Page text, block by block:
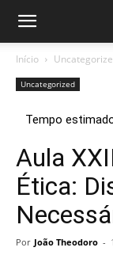
Início
Uncategorized
Aula
Ética:
Por João Theodoro -